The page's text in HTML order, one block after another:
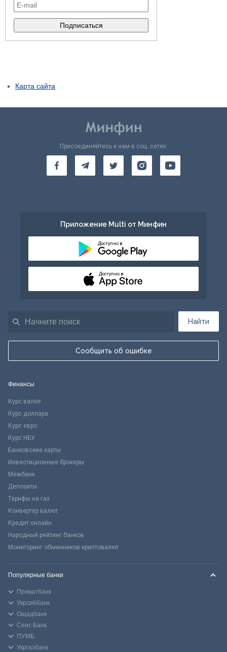
Карта сайта
Найти
Сообщить об ошибке
Присоединяйтесь к нам в соц. сетях:
Приложение Multi от Минфин
Доступно в
Доступно в
Финансы
Курс валют
Курс доллара
Курс евро
Курс НБУ
Банковские карты
Инвестиционные брокеры
Межбанк
Депозиты
Тарифы на газ
Конвертер валют
Кредит онлайн
Народный рейтинг банков
Мониторинг обменников криптовалют
Популярные банки
Приватбанк
Укрсиббанк
Ощадбанк
Сенс Банк
ПУМБ
Укргазбанк